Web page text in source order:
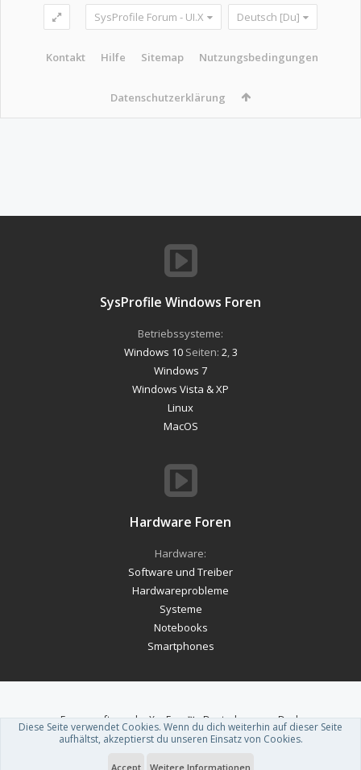
SysProfile Forum - UI.X Deutsch [Du]
Kontakt Hilfe Sitemap Nutzungsbedingungen
Datenschutzerklärung
SysProfile Windows Foren
Betriebssysteme:
Windows 10Seiten: 2 3
Windows 7
Windows Vista & XP
Linux
MacOS
Hardware Foren
Hardware:
Software und Treiber
Hardwareprobleme
Systeme
Notebooks
Smartphones
Forum software by XenForo™-Deutsch von xenDach
Theme designed byThemeHouse .
Diese Seite verwendet Cookies. Wenn du dich weiterhin auf dieser Seite
aufhältst, akzeptierst du unseren Einsatz von Cookies.
Accept Weitere Informationen